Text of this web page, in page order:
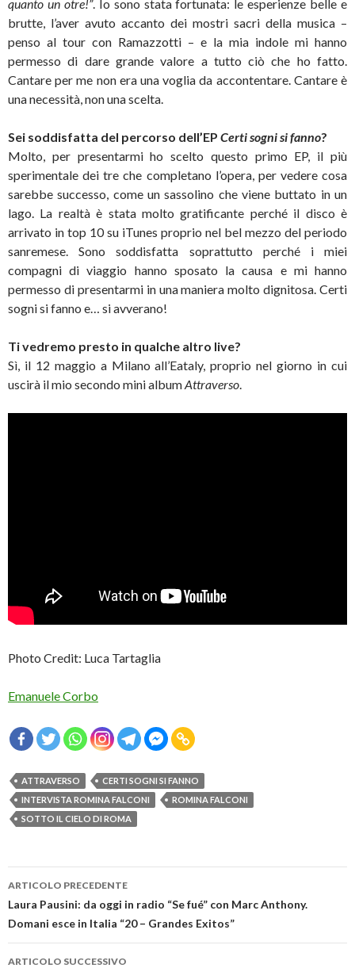
quanto un otre!”. Io sono stata fortunata: le esperienze belle e
brutte, l’aver avuto accanto dei mostri sacri della musica –
penso al tour con Ramazzotti – e la mia indole mi hanno
permesso di dare grande valore a tutto ciò che ho fatto.
Cantare per me non era una voglia da accontentare. Cantare è
una necessità, non una scelta.
Sei soddisfatta del percorso dell’EP Certi sogni si fanno?
Molto, per presentarmi ho scelto questo primo EP, il più
sperimentale dei tre che completano l’opera, per vedere cosa
sarebbe successo, come un sassolino che viene buttato in un
lago. La realtà è stata molto gratificante perché il disco è
arrivato in top 10 su iTunes proprio nel bel mezzo del periodo
sanremese. Sono soddisfatta soprattutto perché i miei
compagni di viaggio hanno sposato la causa e mi hanno
permesso di presentarmi in una maniera molto dignitosa. Certi
sogni si fanno e… si avverano!
Ti vedremo presto in qualche altro live?
Sì, il 12 maggio a Milano all’Eataly, proprio nel giorno in cui
uscirà il mio secondo mini albumAttraverso
Photo Credit: Luca Tartaglia
Emanuele Corbo
ATTRAVERSO
CERTI SOGNI SI FANNO
INTERVISTA ROMINA FALCONI
ROMINA FALCONI
SOTTO IL CIELO DI ROMA
Navigazione
articolo
ARTICOLO PRECEDENTE
Laura Pausini: da oggi in radio “Se fué” con Marc Anthony.
Domani esce in Italia “20 – Grandes Exitos”
ARTICOLO SUCCESSIVO